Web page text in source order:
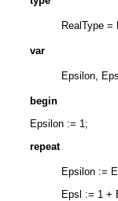
RealType =
var
Epsilon,
begin
Epsilon := 1;
repeat
Epsilon :=
Epsl := 1 +